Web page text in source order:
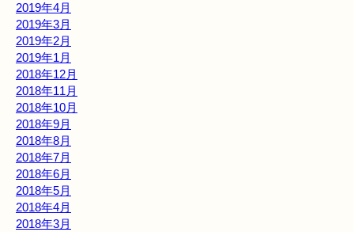
2019年4月
2019年3月
2019年2月
2019年1月
2018年12月
2018年11月
2018年10月
2018年9月
2018年8月
2018年7月
2018年6月
2018年5月
2018年4月
2018年3月